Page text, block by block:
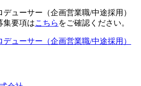
ューサー（企画営業職/中途採用）
集要項はこちら をご確認ください。
デューサー（企画営業職/中途採用）